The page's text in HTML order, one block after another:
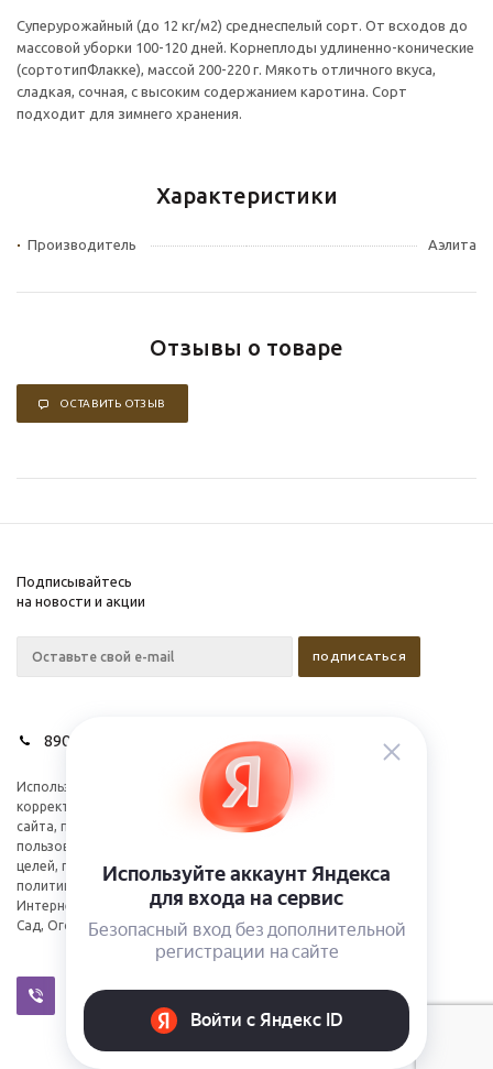
Суперурожайный (до 12 кг/м2) среднеспелый сорт. От всходов до
массовой уборки 100-120 дней. Корнеплоды удлиненно-конические
(сортотипФлакке), массой 200-220 г. Мякоть отличного вкуса,
сладкая, сочная, с высоким содержанием каротина. Сорт
подходит для зимнего хранения.
Характеристики
Производитель Аэлита
Отзывы о товаре
ОСТАВИТЬ ОТЗЫВ
Подписывайтесь
на новости и акции
89028627275
Используем cookies для
корректной работы
сайта, персонализации
пользователей и других
целей, предусмотренных
политикой.
Интернет-магазин Дом,
Сад, Огород 2026©
Компания
Информация